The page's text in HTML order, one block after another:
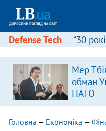
Defense Tech “30
Мер
обман
НАТО
Головна — Економіка —